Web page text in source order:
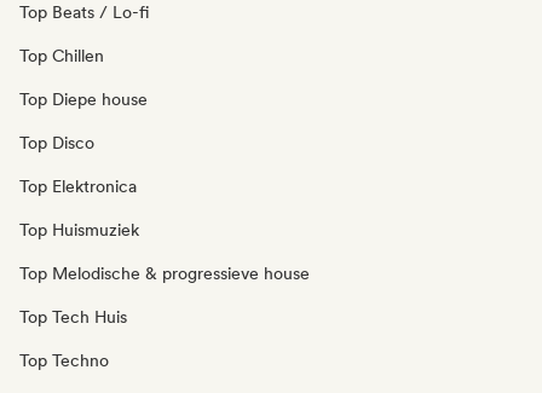
Top Beats / Lo-fi
Top Chillen
Top Diepe house
Top Disco
Top Elektronica
Top Huismuziek
Top Melodische & progressieve house
Top Tech Huis
Top Techno